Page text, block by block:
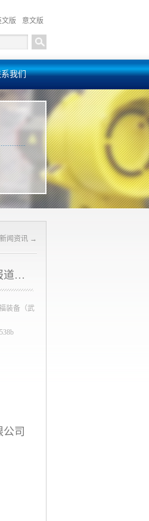
文版 意文版
我们
新闻资讯 →
央视二套财经频道-一带一路投资指南报道我司董事长和捷福装备（武汉）股份有限公司
装备（武
司